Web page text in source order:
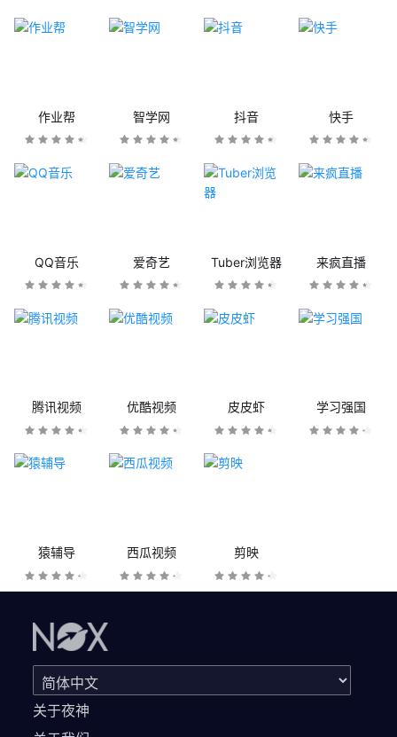
作业帮 智学网 抖音 快手
QQ音乐 爱奇艺 Tuber浏览器 来疯直播
腾讯视频 优酷视频 皮皮虾 学习强国
猿辅导 西瓜视频 剪映
关于夜神